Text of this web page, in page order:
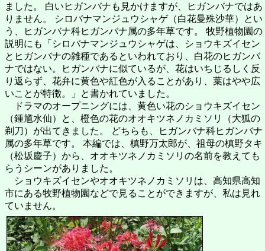
ました。 白いヒガンバナも見かけますが、ヒガンバナではあ
りません。 シロバナマンジュウシャゲ（白花曼殊沙華）とい
う、ヒガンバナ科ヒガンバナ属の多年草です。 牧野植物園の
説明にも「シロバナマンジュウシャゲは、ショウキズイセン
とヒガンバナの雑種であるといわれており、白花のヒガンバ
ナではない。ヒガンバナに似ているが、花はいちじるしく反
り返らず、花弁に黄色や紅色が入ることがあり、葉はやや広
いことが特徴。」と書かれていました。
ドラマのオープニングには、黄色い花のショウキズイセン
（鍾馗水仙）と、橙色の花のオオキツネノカミソリ（大狐の
剃刀）が出てきました。 どちらも、ヒガンバナ科ヒガンバナ
属の多年草です。 本編では、槙野万太郎が、祖母の槙野タキ
（松坂慶子）から、オオキツネノカミソリの名前を教えても
らうシーンがありました。
ショウキズイセンやオオキツネノカミソリは、高知県高知
市にある牧野植物園などで見ることができますが、私は見れ
ていません。